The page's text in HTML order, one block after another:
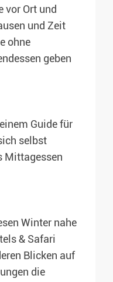
vor Ort und
und Zeit
ohne
geben
Guide für
selbst
Mittagessen
Winter nahe
& Safari
Blicken auf
die